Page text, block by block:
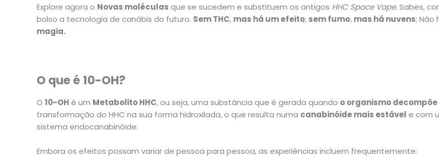
Explore agora o Novas moléculas que se sucedem e substituem os antigos HHC Space Vape. Sabes,
bolso a tecnologia de canábis do futuro. Sem THC, mas há um efeito; sem fumo, mas há nuvens; Não
magia.
O que é 10-OH?
O 10-OH é um Metabolito HHC, ou seja, uma substância que é gerada quando o organismo decompõe
transformação do HHC na sua forma hidroxilada, o que resulta numa canabinóide mais estável e com
sistema endocanabinóide.
Embora os efeitos possam variar de pessoa para pessoa, as experiências incluem frequentemente: